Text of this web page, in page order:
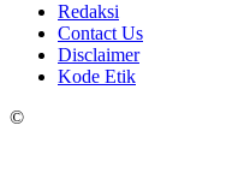
Redaksi
Contact Us
Disclaimer
Kode Etik
©